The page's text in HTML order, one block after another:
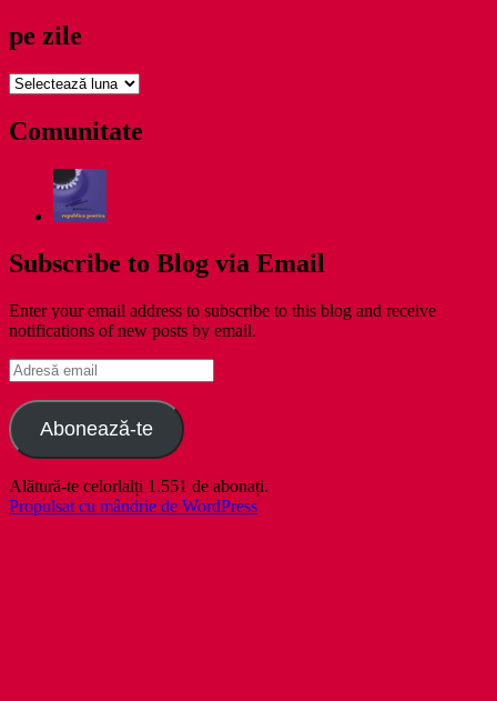
pe zile
pe
Comunitate
Subscribe to Blog via Email
Enter your email address to subscribe to this blog and receive
notifications of new posts by email.
Adresă
email
Abonează-te
Alătură-te celorlalți 1.551 de abonați.
Propulsat cu mândrie de WordPress